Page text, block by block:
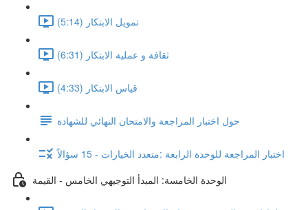
تمويل الابتكار (5:14)
ثقافة و عملية الابتكار (6:31)
قياس الابتكار (4:33)
حول اختبار المراجعة والامتحان النهائي للشهادة
اختبار المراجعة للوحدة الرابعة :متعدد الخيارات - 15 سؤالاً
الوحدة الخامسة: المبدأ التوجيهي الخامس - القيمة